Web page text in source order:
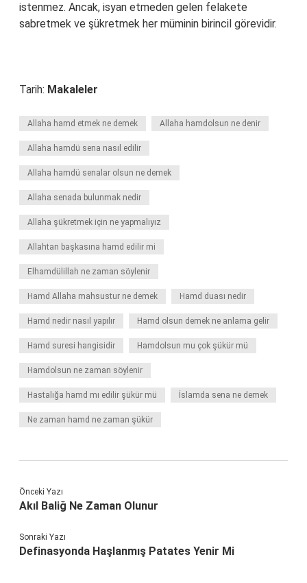
istenmez. Ancak, isyan etmeden gelen felakete
sabretmek ve şükretmek her müminin birincil görevidir.
Tarih: Makaleler
Allaha hamd etmek ne demek Allaha hamdolsun ne denir
Allaha hamdü sena nasıl edilir
Allaha hamdü senalar olsun ne demek
Allaha senada bulunmak nedir
Allaha şükretmek için ne yapmalıyız
Allahtan başkasına hamd edilir mi
Elhamdülillah ne zaman söylenir
Hamd Allaha mahsustur ne demek Hamd duası nedir
Hamd nedir nasıl yapılır Hamd olsun demek ne anlama gelir
Hamd suresi hangisidir Hamdolsun mu çok şükür mü
Hamdolsun ne zaman söylenir
Hastalığa hamd mı edilir şükür mü İslamda sena ne demek
Ne zaman hamd ne zaman şükür
Önceki Yazı
Akıl Baliğ Ne Zaman Olunur
Sonraki Yazı
Definasyonda Haşlanmış Patates Yenir Mi